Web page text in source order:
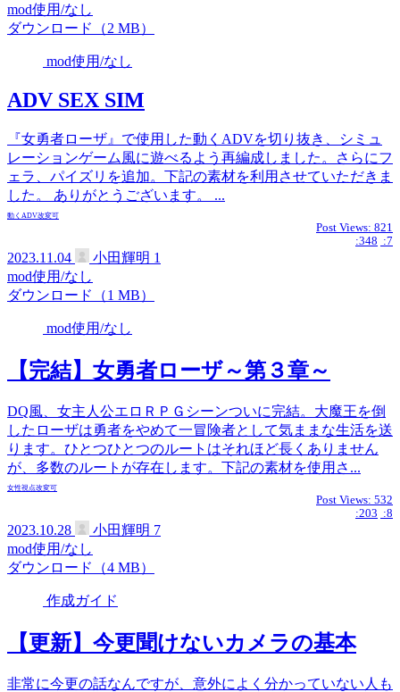
mod使用/なし
ダウンロード（2 MB）
mod使用/なし
ADV SEX SIM
『女勇者ローザ』で使用した動くADVを切り抜き、シミュ
レーションゲーム風に遊べるよう再編成しました。さらにフ
ェラ、パイズリを追加。下記の素材を利用させていただきま
した。 ありがとうございます。 ...
動くADV改変可
Post Views: 821
:348 :7
2023.11.04 小田輝明 1
mod使用/なし
ダウンロード（1 MB）
mod使用/なし
【完結】女勇者ローザ～第３章～
DQ風、女主人公エロＲＰＧシーンついに完結。大魔王を倒
したローザは勇者をやめて一冒険者として気ままな生活を送
ります。ひとつひとつのルートはそれほど長くありません
が、多数のルートが存在します。下記の素材を使用さ...
女性視点改変可
Post Views: 532
:203 :8
2023.10.28 小田輝明 7
mod使用/なし
ダウンロード（4 MB）
作成ガイド
【更新】今更聞けないカメラの基本
非常に今更の話なんですが、意外によく分かっていない人も